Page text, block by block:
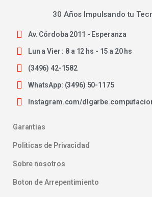
30 Años Impulsando tu
Av. Córdoba 2011 - Esperanza
Lun a Vier : 8 a 12 hs - 15 a 20 hs
(3496) 42-1582
WhatsApp: (3496) 50-1175
Instagram.com/
Garantias
Politicas de Privacidad
Sobre nosotros
Boton de Arrepentimiento